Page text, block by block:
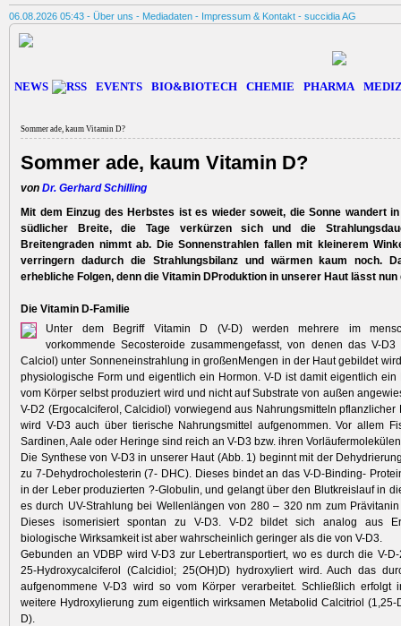
06.08.2026 05:43 - Über uns - Mediadaten - Impressum & Kontakt - succidia AG
NEWS EVENTS BIO&BIOTECH CHEMIE PHARMA
Sommer ade, kaum Vitamin D?
Sommer ade, kaum Vitamin D?
von Dr. Gerhard Schilling
Mit dem Einzug des Herbstes ist es wieder soweit, die Sonne wandert
südlicher Breite, die Tage verkürzen sich und die
Breitengraden nimmt ab. Die Sonnenstrahlen fallen mit kleinerem
verringern dadurch die Strahlungsbilanz und wärmen kaum noch.
erhebliche Folgen, denn die Vitamin DProduktion in unserer Haut lässt nun
Die Vitamin D-Familie
Unter dem Begriff Vitamin D (V-D) werden mehrere im
vorkommende Secosteroide zusammengefasst, von denen das V-D3
Calciol) unter Sonneneinstrahlung in großenMengen in der Haut gebildet
physiologische Form und eigentlich ein Hormon. V-D ist damit eigentlich ein
vom Körper selbst produziert wird und nicht auf Substrate von außen
V-D2 (Ergocalciferol, Calcidiol) vorwiegend aus Nahrungsmitteln pflanzlicher
wird V-D3 auch über tierische Nahrungsmittel aufgenommen. Vor allem
Sardinen, Aale oder Heringe sind reich an V-D3 bzw. ihren
Die Synthese von V-D3 in unserer Haut (Abb. 1) beginnt mit der
zu 7-Dehydrocholesterin (7- DHC). Dieses bindet an das V-D-Binding-
in der Leber produzierten ?-Globulin, und gelangt über den Blutkreislauf in
es durch UV-Strahlung bei Wellenlängen von 280 – 320 nm zum
Dieses isomerisiert spontan zu V-D3. V-D2 bildet sich analog aus
biologische Wirksamkeit ist aber wahrscheinlich geringer als die von V-D3.
Gebunden an VDBP wird V-D3 zur Lebertransportiert, wo es durch die V-
25-Hydroxycalciferol (Calcidiol; 25(OH)D) hydroxyliert wird. Auch das
aufgenommene V-D3 wird so vom Körper verarbeitet. Schließlich erfolgt
weitere Hydroxylierung zum eigentlich wirksamen Metabolid Calcitriol (1,25-
D).